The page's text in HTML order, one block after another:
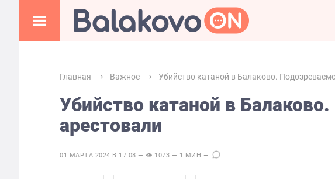
Главная Важное Убийство катаной в Балаково.
Убийство катаной в
арестовали
01 МАРТА 2024 В 17:08 — 👁 1073 — 1 МИН —